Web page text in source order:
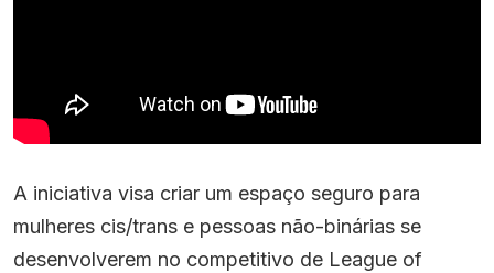
A iniciativa visa criar um espaço seguro para
mulheres cis/trans e pessoas não-binárias se
desenvolverem no competitivo de League of